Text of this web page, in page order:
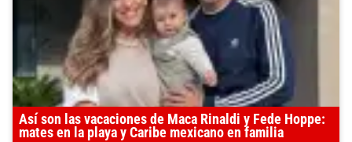
Así son las vacaciones de Maca Rinaldi y Fede Hoppe:
mates en la playa y Caribe mexicano en familia